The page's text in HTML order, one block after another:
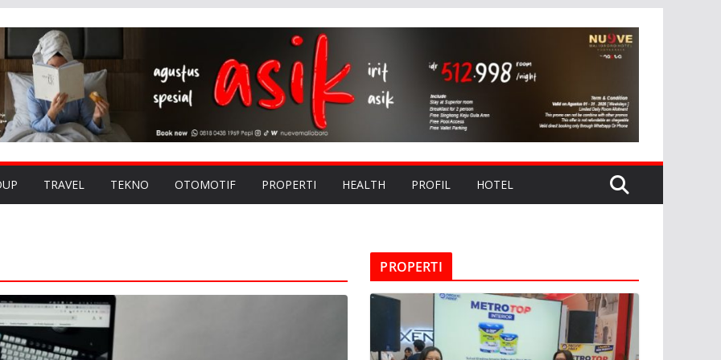
TRAVEL TEKNO OTOMOTIF PROPERTI HEALTH PROFIL HOTEL
PROPERTI